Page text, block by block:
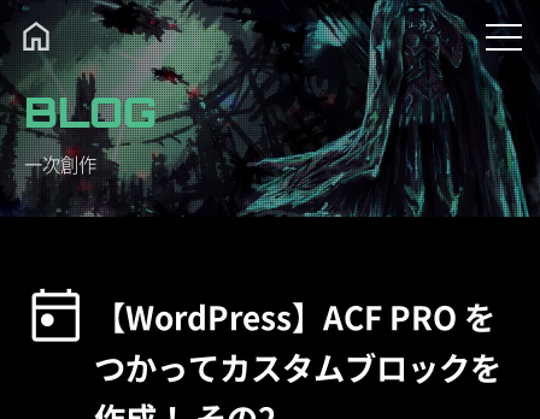
BLOG
一次創作
【WordPress】ACF PRO を
つかってカスタムブロックを